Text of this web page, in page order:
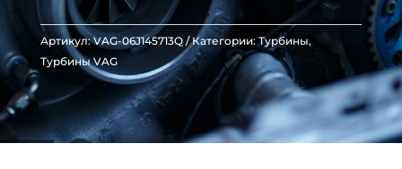
Артикул:VAG-06J145713Q Категории:Турбины,
Турбины VAG